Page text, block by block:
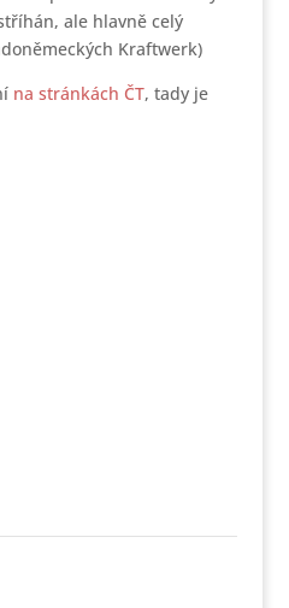
ale hlavně celý
Kraftwerk)
na stránkách ČT, tady je